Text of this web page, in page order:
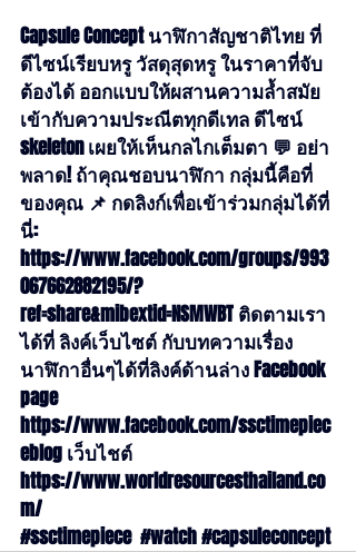
Capsule Concept นาฬิกาสัญชาติไทย ที่
ดีไซน์เรียบหรู วัสดุสุดหรู ในราคาที่จับ
ต้องได้ ออกแบบให้ผสานความล้ำสมัย
เข้ากับความประณีตทุกดีเทล ดีไซน์
skeleton เผยให้เห็นกลไกเต็มตา 💬 อย่า
พลาด! ถ้าคุณชอบนาฬิกา กลุ่มนี้คือที่
ของคุณ 📌 กดลิงก์เพื่อเข้าร่วมกลุ่มได้ที่
นี่:
https://www.facebook.com/groups/993
067662882195/?
ref=share&mibextid=NSMWBT ติดตามเรา
ได้ที่ ลิงค์เว็บไซต์ กับบทความเรื่อง
นาฬิกาอื่นๆได้ที่ลิงค์ด้านล่าง Facebook
page
https://www.facebook.com/ssctimepiec
eblog เว็บไชต์
https://www.worldresourcesthailand.co
m/
#ssctimepiece #watch#capsuleconcept